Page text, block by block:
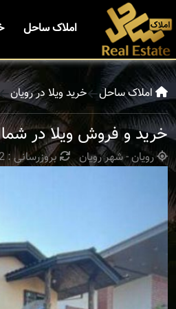
املاک ساحل
املاک ساحل خرید ویلا در رویان
خرید و فروش ویلا در
رویان - شهر رویان بروزرسانی : 02 شهریور 1402